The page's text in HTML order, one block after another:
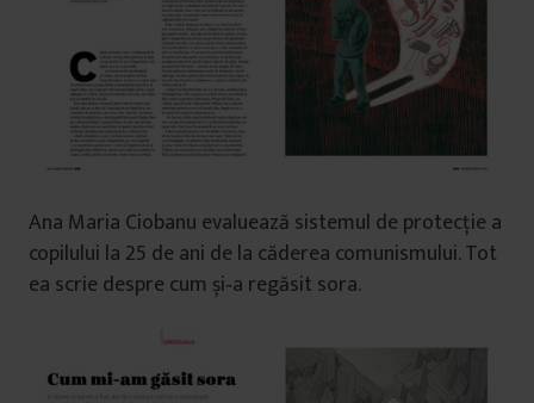
Ana Maria Ciobanu evaluează sistemul de protecție a
copilului la 25 de ani de la căderea comunismului. Tot
ea scrie despre cum și‑a regăsit sora.